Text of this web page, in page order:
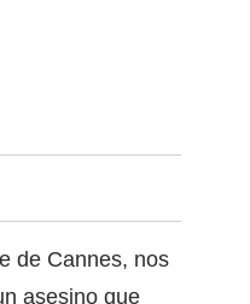
de Cannes, nos
asesino que